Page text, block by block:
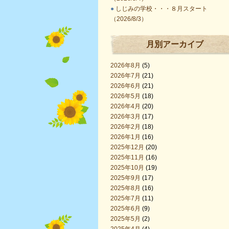
● しじみの学校・・・８月スタート
（2026/8/3）
月別アーカイブ
2026年8月 (5)
2026年7月 (21)
2026年6月 (21)
2026年5月 (18)
2026年4月 (20)
2026年3月 (17)
2026年2月 (18)
2026年1月 (16)
2025年12月 (20)
2025年11月 (16)
2025年10月 (19)
2025年9月 (17)
2025年8月 (16)
2025年7月 (11)
2025年6月 (9)
2025年5月 (2)